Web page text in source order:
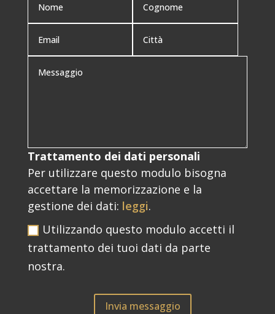
Trattamento dei dati personali
Per utilizzare questo modulo bisogna
accettare la memorizzazione e la
gestione dei dati: leggi.
Utilizzando questo modulo accetti il
trattamento dei tuoi dati da parte
nostra.
Invia messaggio